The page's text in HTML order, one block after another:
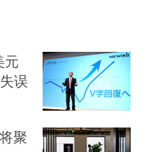
元
误
聚